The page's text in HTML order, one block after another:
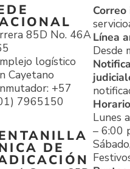
85D No. 46A
logístico
Cayetano
+57
7965150
DE
Línea
Desde
Lunes
– 6:00